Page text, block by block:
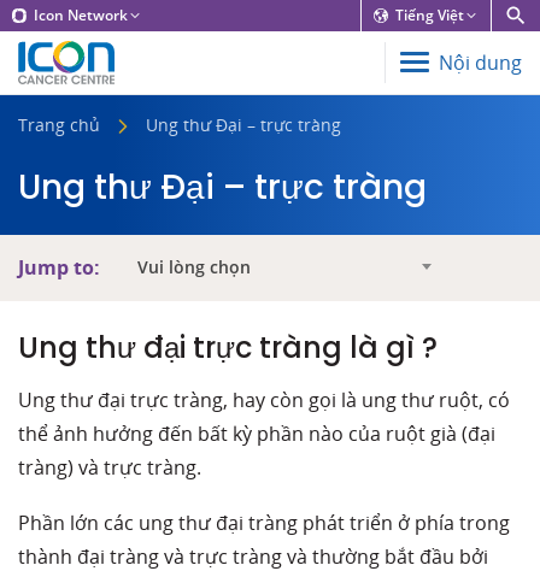
Icon Network Tiếng Việt
Nội dung
Trang chủ Ung thư Đại – trực tràng
Ung thư Đại – trực tràng
Jump to: Vui lòng chọn
Ung thư đại trực tràng là gì ?
Ung thư đại trực tràng, hay còn gọi là ung thư ruột, có
thể ảnh hưởng đến bất kỳ phần nào của ruột già (đại
tràng) và trực tràng.
Phần lớn các ung thư đại tràng phát triển ở phía trong
thành đại tràng và trực tràng và thường bắt đầu bởi